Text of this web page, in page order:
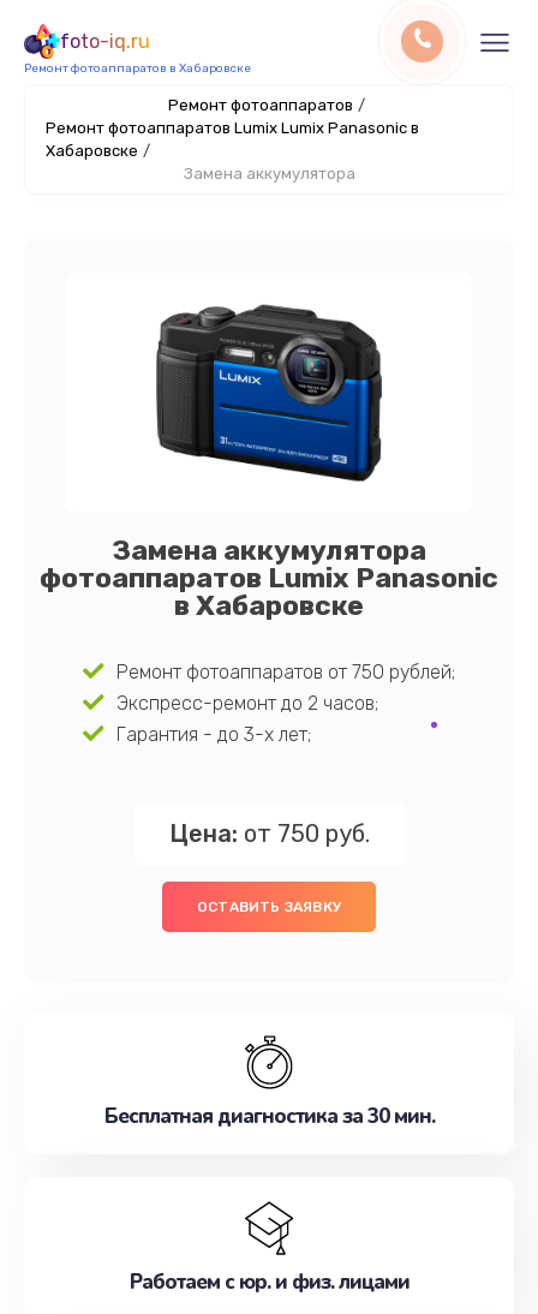
foto-iq.ru
Ремонт фотоаппаратов в Хабаровске
Ремонт фотоаппаратов /
Ремонт фотоаппаратов Lumix Lumix Panasonic в
Хабаровске /
Замена аккумулятора
Замена аккумулятора
фотоаппаратов Lumix Panasonic
в Хабаровске
Ремонт фотоаппаратов от 750 рублей;
Экспресс-ремонт до 2 часов;
Гарантия - до 3-х лет;
Цена: от 750 руб.
ОСТАВИТЬ ЗАЯВКУ
Бесплатная диагностика за 30 мин.
Работаем с юр. и физ. лицами